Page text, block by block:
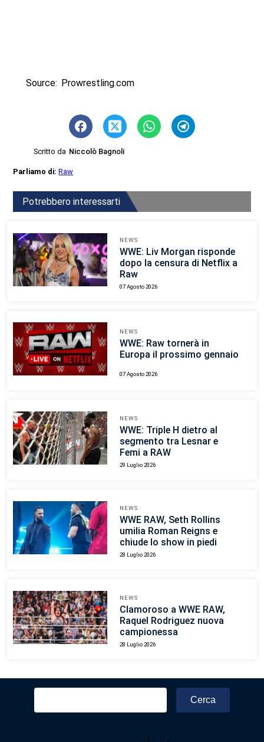
Source: Prowrestling.com
Scritto da Niccolò Bagnoli
Parliamo di:Raw
Potrebbero interessarti
NEWS
WWE: Liv Morgan risponde
dopo la censura di Netflix a
Raw
07 Agosto 2026
NEWS
WWE: Raw tornerà in
Europa il prossimo gennaio
07 Agosto 2026
NEWS
WWE: Triple H dietro al
segmento tra Lesnar e
Femi a RAW
29 Luglio 2026
NEWS
WWE RAW, Seth Rollins
umilia Roman Reigns e
chiude lo show in piedi
28 Luglio 2026
NEWS
Clamoroso a WWE RAW,
Raquel Rodriguez nuova
campionessa
28 Luglio 2026
Ricerca